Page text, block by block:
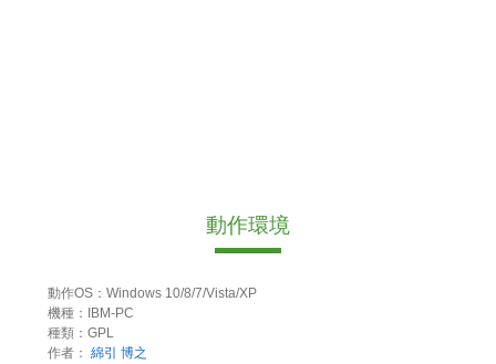
動作環境
動作OS：Windows 10/8/7/Vista/XP
機種：IBM-PC
種類：GPL
作者： 綿引 博之